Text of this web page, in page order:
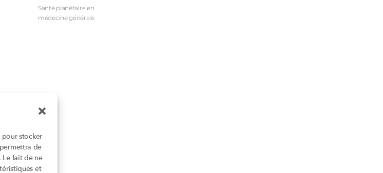
pour stocker
de
fait de ne
et
Santé planétaire en
médecine générale